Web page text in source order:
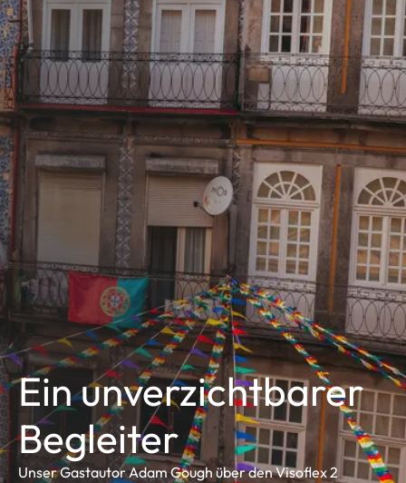
Ein unverzichtbarer
Begleiter
Unser Gastautor Adam Gough über den Visoflex 2